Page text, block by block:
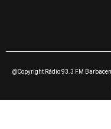
@Copyright Rádio 93.3 FM